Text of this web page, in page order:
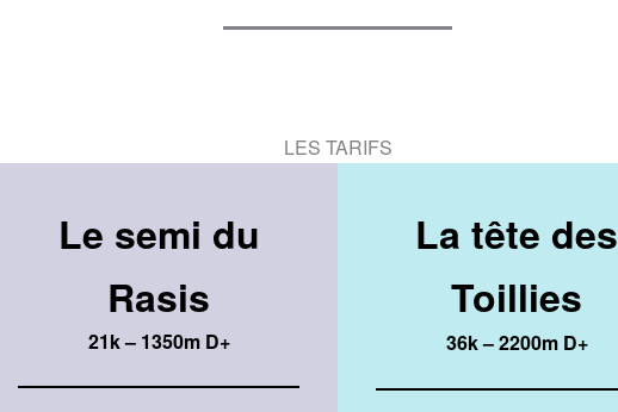
LES TARIFS
Le semi du
Rasis
21k – 1350m D+
La tête des
Toillies
36k – 2200m D+